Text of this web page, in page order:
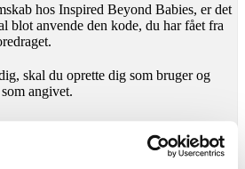
hos Inspired Beyond Babies, er det
blot anvende den kode, du har fået fra
skal du oprette dig som bruger og
angivet.